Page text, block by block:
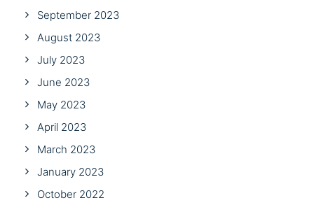
September 2023
August 2023
July 2023
June 2023
May 2023
April 2023
March 2023
January 2023
October 2022